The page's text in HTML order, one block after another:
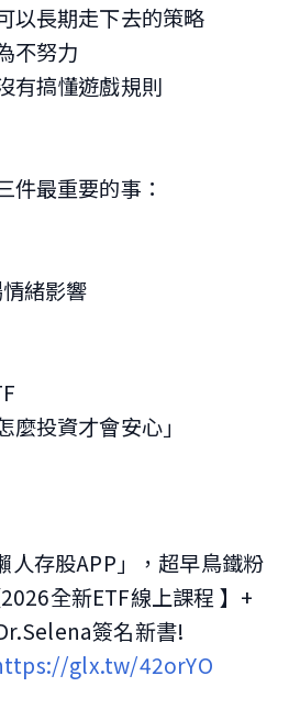
以長期走下去的策略
不努力
有搞懂遊戲規則
件最重要的事：
緒影響
投資才會安心」
人存股APP」，超早鳥鐵粉
全新ETF線上課程 】+
簽名新書!
glx.tw/42orYO